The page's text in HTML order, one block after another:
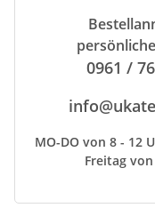
0961 /
MO-DO von 8 - 12
Freitag